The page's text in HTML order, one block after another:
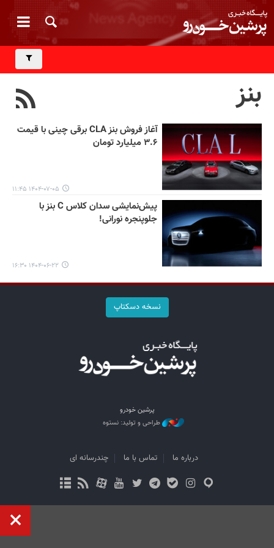
بنز
آغاز فروش بنز CLA برقی چینی با قیمت
۳.۶ میلیارد تومان
۱۴۰۴-۰۷-۰۵ ۱۱:۴۵
پیش‌نمایشی سدان کلاس C بنز با
جلوپنجره نورانی!
۱۴۰۴-۰۶-۲۲ ۱۶:۳۰
نسخه دسکتاپ
پرشین خودرو
طراحی و تولید: نستوه
درباره ما تماس با ما چندرسانه ای